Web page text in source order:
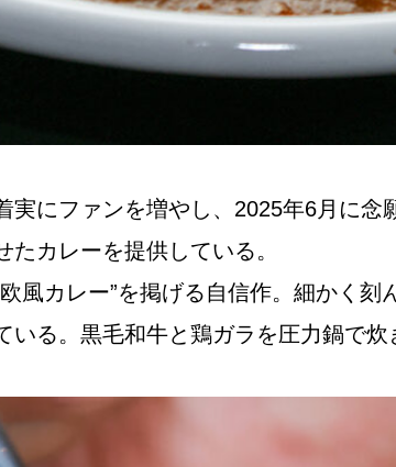
にファンを増やし、2025年6月に
カレーを提供している。
カレー”を掲げる自信作。細かく刻
る。黒毛和牛と鶏ガラを圧力鍋で